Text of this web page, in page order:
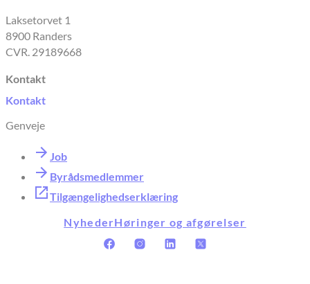
Laksetorvet 1
8900 Randers
CVR. 29189668
Kontakt
Kontakt
Genveje
Job
Byrådsmedlemmer
Tilgængelighedserklæring
NyhederHøringer og afgørelser